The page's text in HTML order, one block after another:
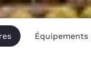
Équipements